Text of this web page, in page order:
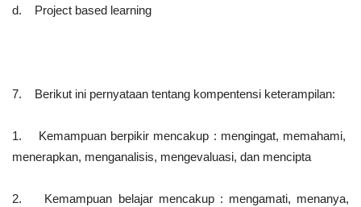
d. Project based learning
7. Berikut ini pernyataan tentang kompentensi keterampilan:
1. Kemampuan berpikir mencakup : mengingat, memahami,
menerapkan, menganalisis, mengevaluasi, dan mencipta
2. Kemampuan belajar mencakup : mengamati, menanya,